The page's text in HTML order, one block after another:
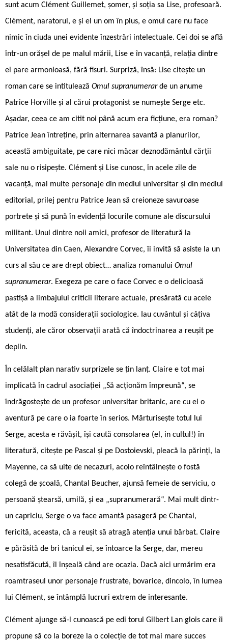
sunt acum Clément Guillemet, șomer, și soția sa Lise, profesoară.
Clément, naratorul, e și el un om în plus, e omul care nu face
nimic în ciuda unei evidente înzestrări intelectuale. Cei doi se află
într-un orășel de pe malul mării, Lise e în vacanță, relația dintre
ei pare armonioasă, fără fisuri. Surpriză, însă: Lise citește un
roman care se intitulează Omul supranumerarde un anume
Patrice Horville și al cărui protagonist se numește Serge etc.
Așadar, ceea ce am citit noi până acum era ficțiune, era roman?
Patrice Jean întreține, prin alternarea savantă a planurilor,
această ambiguitate, pe care nici măcar deznodământul cărții
sale nu o risipește. Clément și Lise cunosc, în acele zile de
vacanță, mai multe personaje din mediul universitar și din mediul
editorial, prilej pentru Patrice Jean să creioneze savuroase
portrete și să pună în evidență locurile comune ale discursului
militant. Unul dintre noii amici, profesor de literatură la
Universitatea din Caen, Alexandre Corvec, îi invită să asiste la un
curs al său ce are drept obiect… analiza romanului Omul
supranumerar. Exegeza pe care o face Corvec e o delicioasă
pastișă a limbajului criticii literare actuale, presărată cu acele
atât de la modă considerații sociologice. Iau cuvântul și câțiva
studenți, ale căror observații arată că îndoctrinarea a reușit pe
deplin.
În celălalt plan narativ surprizele se țin lanț. Claire e tot mai
implicată în cadrul asociației „Să acționăm împreună“, se
îndrăgostește de un profesor universitar britanic, are cu el o
aventură pe care o ia foarte în serios. Mărturisește totul lui
Serge, acesta e răvășit, își caută consolarea (el, in ­cultul!) în
literatură, citește pe Pascal și pe Dostoievski, pleacă la părinți, la
Mayenne, ca să uite de necazuri, acolo reîntâlnește o fostă
colegă de școală, Chantal Beucher, ajunsă femeie de serviciu, o
persoană ștearsă, umilă, și ea „supranumerară“. Mai mult dintr-
un capriciu, Serge o va face amantă pasageră pe Chantal,
fericită, aceasta, că a reușit să atragă atenția unui bărbat. Claire
e părăsită de bri ­tanicul ei, se întoarce la Serge, dar, mereu
nesatisfăcută, îl înșeală când are ocazia. Dacă aici urmărim era
roamtraseul unor personaje frustrate, bovarice, dincolo, în lumea
lui Clément, se întâmplă lucruri extrem de in­teresante.
Clément ajunge să-l cunoască pe edi ­torul Gilbert Lan glois care îi
propune să co la ­boreze la o colecție de tot mai mare succes